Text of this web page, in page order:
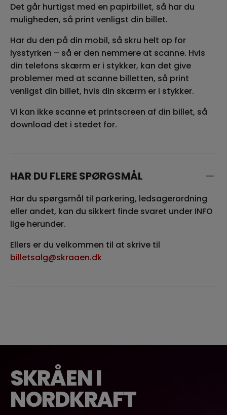
Det går hurtigst med en papirbillet, så har du
muligheden, så print venligst din billet.
Har du den på din mobil, så skru helt op for
lysstyrken – så er den nemmere at scanne. Hvis
din telefons skærm er i stykker, kan det give
problemer med at scanne billetten, så print
venligst din billet, hvis din skærm er i stykker.
Vi kan ikke scanne et printscreen af din billet, så
download det i stedet for.
HAR DU FLERE SPØRGSMÅL
Har du spørgsmål til parkering, ledsagerordning
eller andet, kan du sikkert finde svaret under INFO
lige herunder.
Ellers er du velkommen til at skrive til
billetsalg@skraaen.dk
SKRÅEN I
NORDKRAFT